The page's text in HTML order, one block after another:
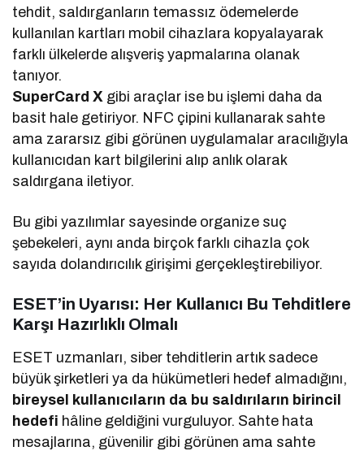
tehdit, saldırganların temassız ödemelerde
kullanılan kartları mobil cihazlara kopyalayarak
farklı ülkelerde alışveriş yapmalarına olanak
tanıyor.
SuperCard X gibi araçlar ise bu işlemi daha da
basit hale getiriyor. NFC çipini kullanarak sahte
ama zararsız gibi görünen uygulamalar aracılığıyla
kullanıcıdan kart bilgilerini alıp anlık olarak
saldırgana iletiyor.
Bu gibi yazılımlar sayesinde organize suç
şebekeleri, aynı anda birçok farklı cihazla çok
sayıda dolandırıcılık girişimi gerçekleştirebiliyor.
ESET’in Uyarısı: Her Kullanıcı Bu Tehditlere
Karşı Hazırlıklı Olmalı
ESET uzmanları, siber tehditlerin artık sadece
büyük şirketleri ya da hükümetleri hedef almadığını,
bireysel kullanıcıların da bu saldırıların birincil
hedefi hâline geldiğini vurguluyor. Sahte hata
mesajlarına, güvenilir gibi görünen ama sahte